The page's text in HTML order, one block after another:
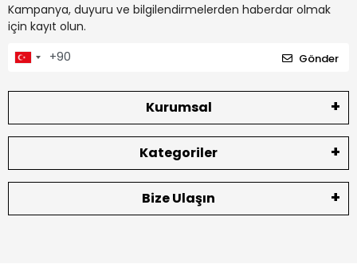
Kampanya, duyuru ve bilgilendirmelerden haberdar olmak
için kayıt olun.
Gönder
Kurumsal
Kategoriler
Bize Ulaşın